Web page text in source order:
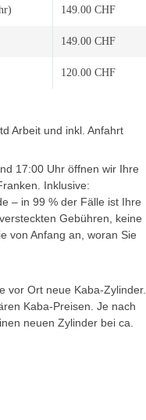
149.00 CHF
149.00 CHF
120.00 CHF
Arbeit und inkl. Anfahrt
17:00 Uhr öffnen wir Ihre
Inklusive:
– in 99 % der Fälle ist Ihre
Gebühren, keine
von Anfang an, woran Sie
vor Ort neue Kaba-Zylinder.
Kaba-Preisen. Je nach
neuen Zylinder bei ca.